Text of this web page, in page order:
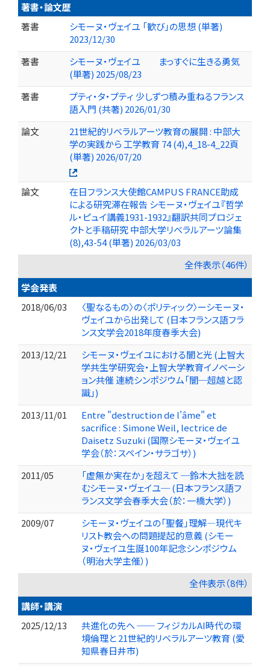
著書・論文歴
著書
シモーヌ・ヴェイユ 「歓び」の思想 (単著)
2023/12/30
著書
シモーヌ・ヴェイユ まっすぐに生きる勇気
(単著) 2025/08/23
著書
プティ・タ・プティ 少しずつ積み重ねるフランス
語入門 (共著) 2026/01/30
論文
21世紀的リベラルアーツ教育の展開 : 中部大
学の実践から 工学教育 74 (4),4_18-4_22頁
(単著) 2026/07/20
論文
在日フランス大使館CAMPUS FRANCE助成
による研究滞在報告 シモーヌ・ヴェイユ『哲学
ル・ピュイ講義1931-1932』翻訳共同プロジェ
クトと手稿研究 中部大学リベラルアーツ論集
(8),43-54 (単著) 2026/03/03
全件表示（46件）
学会発表
2018/06/03
〈聖なるもの〉の〈ポリティック〉ーシモーヌ・
ヴェイユから出発して (日本フランス語フラ
ンス文学会2018年度春季大会)
2013/12/21
シモーヌ・ヴェイユにおける闇と光 (上智大
学共生学研究会・上智大学教育イノベーシ
ョン共催 連続シンポジウム「闇─超越と認
識」)
2013/11/01
Entre "destruction de l'âme" et
sacrifice : Simone Weil, lectrice de
Daisetz Suzuki (国際シモーヌ・ヴェイユ
学会（於：スペイン・サラゴサ）)
2011/05
「虚無か実在か」を超えて ─鈴木大拙を読
むシモーヌ・ヴェイユ─ (日本フランス語フ
ランス文学会春季大会（於：一橋大学）)
2009/07
シモーヌ・ヴェイユの「聖餐」理解—現代キ
リスト教会への問題提起的意義 (シモー
ヌ・ヴェイユ生誕100年記念シンポジウム
（明治大学主催）)
全件表示（8件）
講師・講演
2025/12/13
共進化の先へ ── フィジカルAI時代の環
境倫理と 21世紀的リベラルアーツ教育 (愛
知県春日井市)